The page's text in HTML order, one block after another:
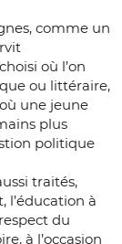
comme un
où l’on
ou littéraire,
une jeune
plus
politique
traités,
l’éducation à
du
à l’occasion